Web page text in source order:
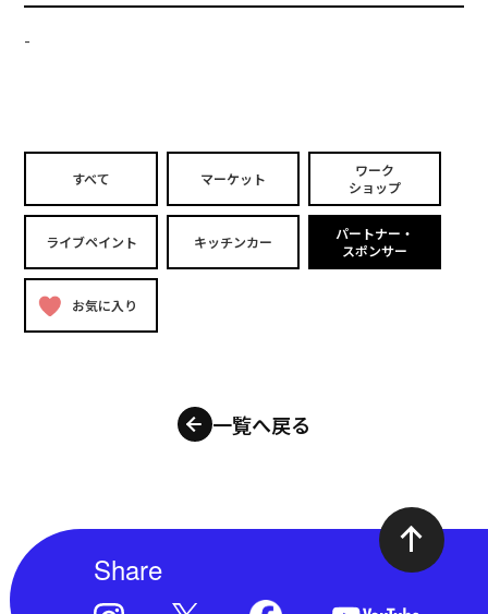
-
すべて マーケット
ワーク
ショップ
ライブペイント キッチンカー
パートナー・
スポンサー
お気に入り
一覧へ戻る
Share